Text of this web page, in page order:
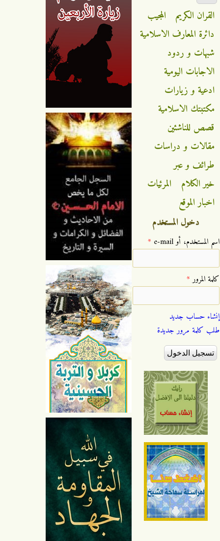
القران الكريم
المجيب
دائرة المعارف الاسلامية
شبهات و ردود
الاجابات اليومية
ادعية و زيارات
مكتبتك الاسلامية
قصص للناشئين
مقالات و دراسات
طرائف و عبر
خير الكلام
المرئيات
اخبار الموقع
دخول المستخدم
‏اسم المستخدم، أو e-mail ‏ *
‏كلمة المرور ‏*
إنشاء حساب جديد
طلب كلمة مرور جديدة